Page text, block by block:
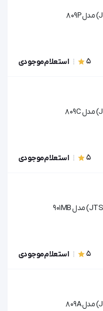
5 استعلام موجودی
5 استعلام موجودی
5 استعلام موجودی